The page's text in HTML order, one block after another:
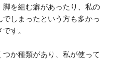
を組む癖があったり、私の
しまったという方も多かっ
す。
か種類があり、私が使って